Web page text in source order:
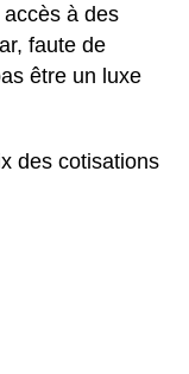
accès à des
faute de
être un luxe
des cotisations